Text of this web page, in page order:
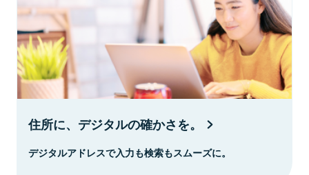
住所に、デジタルの確かさを。
デジタルアドレスで入力も検索もスムーズに。